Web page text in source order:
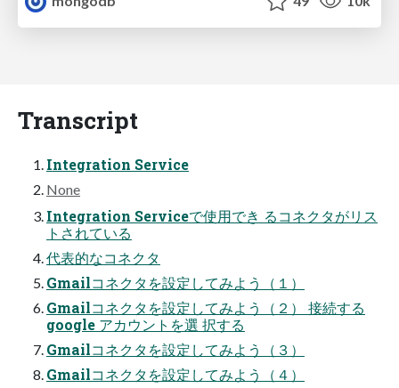
Transcript
Integration Service
None
Integration Serviceで使用でき るコネクタがリス
トされている
代表的なコネクタ
Gmailコネクタを設定してみよう（１）
Gmailコネクタを設定してみよう（２） 接続する
google アカウントを選 択する
Gmailコネクタを設定してみよう（３）
Gmailコネクタを設定してみよう（４）